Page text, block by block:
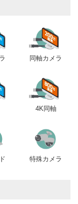
同軸カメラ
4K同軸
特殊カメラ